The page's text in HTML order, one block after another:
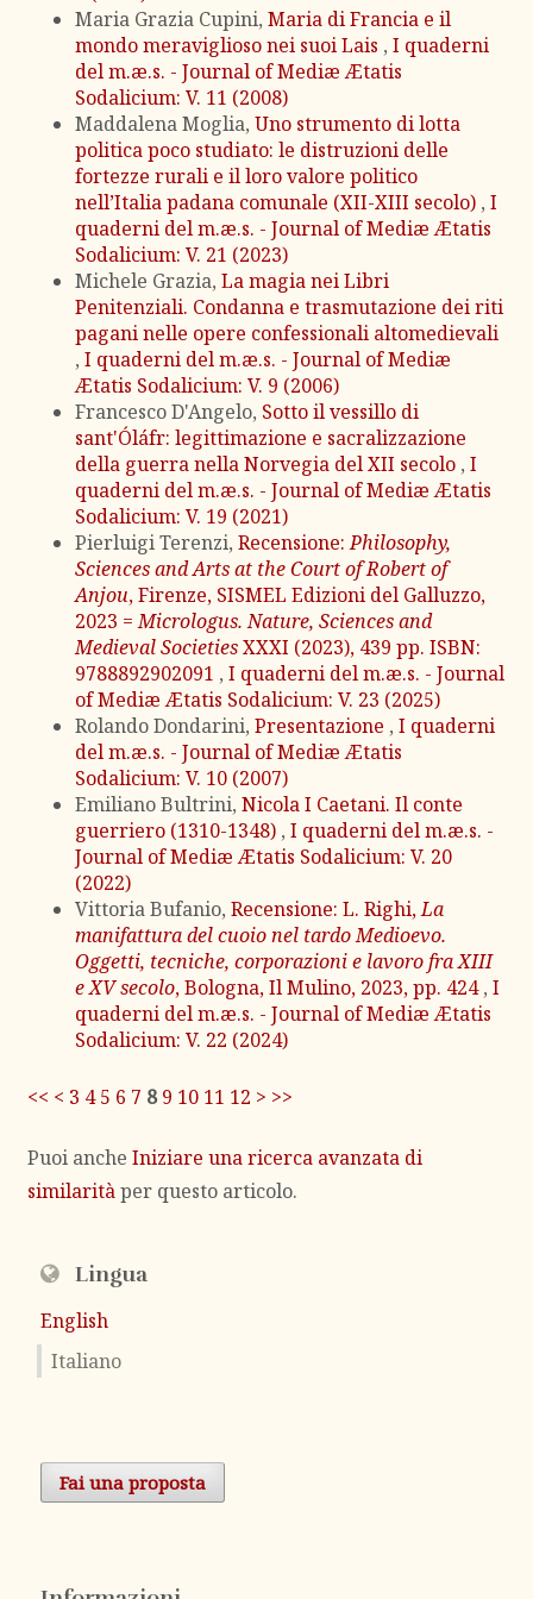
Maria Grazia Cupini, Maria di Francia e il
mondo meraviglioso nei suoi Lais , I quaderni
del m.æ.s. - Journal of Mediæ Ætatis
Sodalicium: V. 11 (2008)
Maddalena Moglia, Uno strumento di lotta
politica poco studiato: le distruzioni delle
fortezze rurali e il loro valore politico
nell’Italia padana comunale (XII-XIII secolo) , I
quaderni del m.æ.s. - Journal of Mediæ Ætatis
Sodalicium: V. 21 (2023)
Michele Grazia, La magia nei Libri
Penitenziali. Condanna e trasmutazione dei riti
pagani nelle opere confessionali altomedievali
, I quaderni del m.æ.s. - Journal of Mediæ
Ætatis Sodalicium: V. 9 (2006)
Francesco D'Angelo, Sotto il vessillo di
sant'Óláfr: legittimazione e sacralizzazione
della guerra nella Norvegia del XII secolo , I
quaderni del m.æ.s. - Journal of Mediæ Ætatis
Sodalicium: V. 19 (2021)
Pierluigi Terenzi, Recensione:Philosophy,
Sciences and Arts at the Court of Robert of
Anjou, Firenze, SISMEL Edizioni del Galluzzo,
2023 =Micrologus. Nature, Sciences and
Medieval SocietiesXXXI (2023), 439 pp. ISBN:
9788892902091 , I quaderni del m.æ.s. - Journal
of Mediæ Ætatis Sodalicium: V. 23 (2025)
Rolando Dondarini, Presentazione , I quaderni
del m.æ.s. - Journal of Mediæ Ætatis
Sodalicium: V. 10 (2007)
Emiliano Bultrini, Nicola I Caetani. Il conte
guerriero (1310-1348) , I quaderni del m.æ.s. -
Journal of Mediæ Ætatis Sodalicium: V. 20
(2022)
Vittoria Bufanio, Recensione: L. Righi,La
manifattura del cuoio nel tardo Medioevo.
Oggetti, tecniche, corporazioni e lavoro fra XIII
e XV secolo, Bologna, Il Mulino, 2023, pp. 424, I
quaderni del m.æ.s. - Journal of Mediæ Ætatis
Sodalicium: V. 22 (2024)
<< < 3 4 5 6 7 8 9 10 11 12 > >>
Puoi anche Iniziare una ricerca avanzata di
similaritàper questo articolo.
Lingua
English
Italiano
Fai una proposta